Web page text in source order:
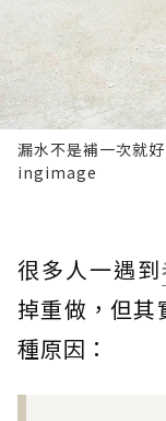
漏水不是補一次就
ingimage
很多人一遇到
掉重做，但其
種原因：